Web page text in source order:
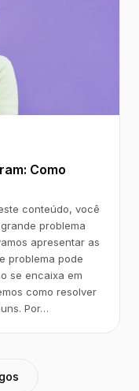
Como
conteúdo, você
problema
apresentar as
problema pode
se encaixa em
como resolver
Por…